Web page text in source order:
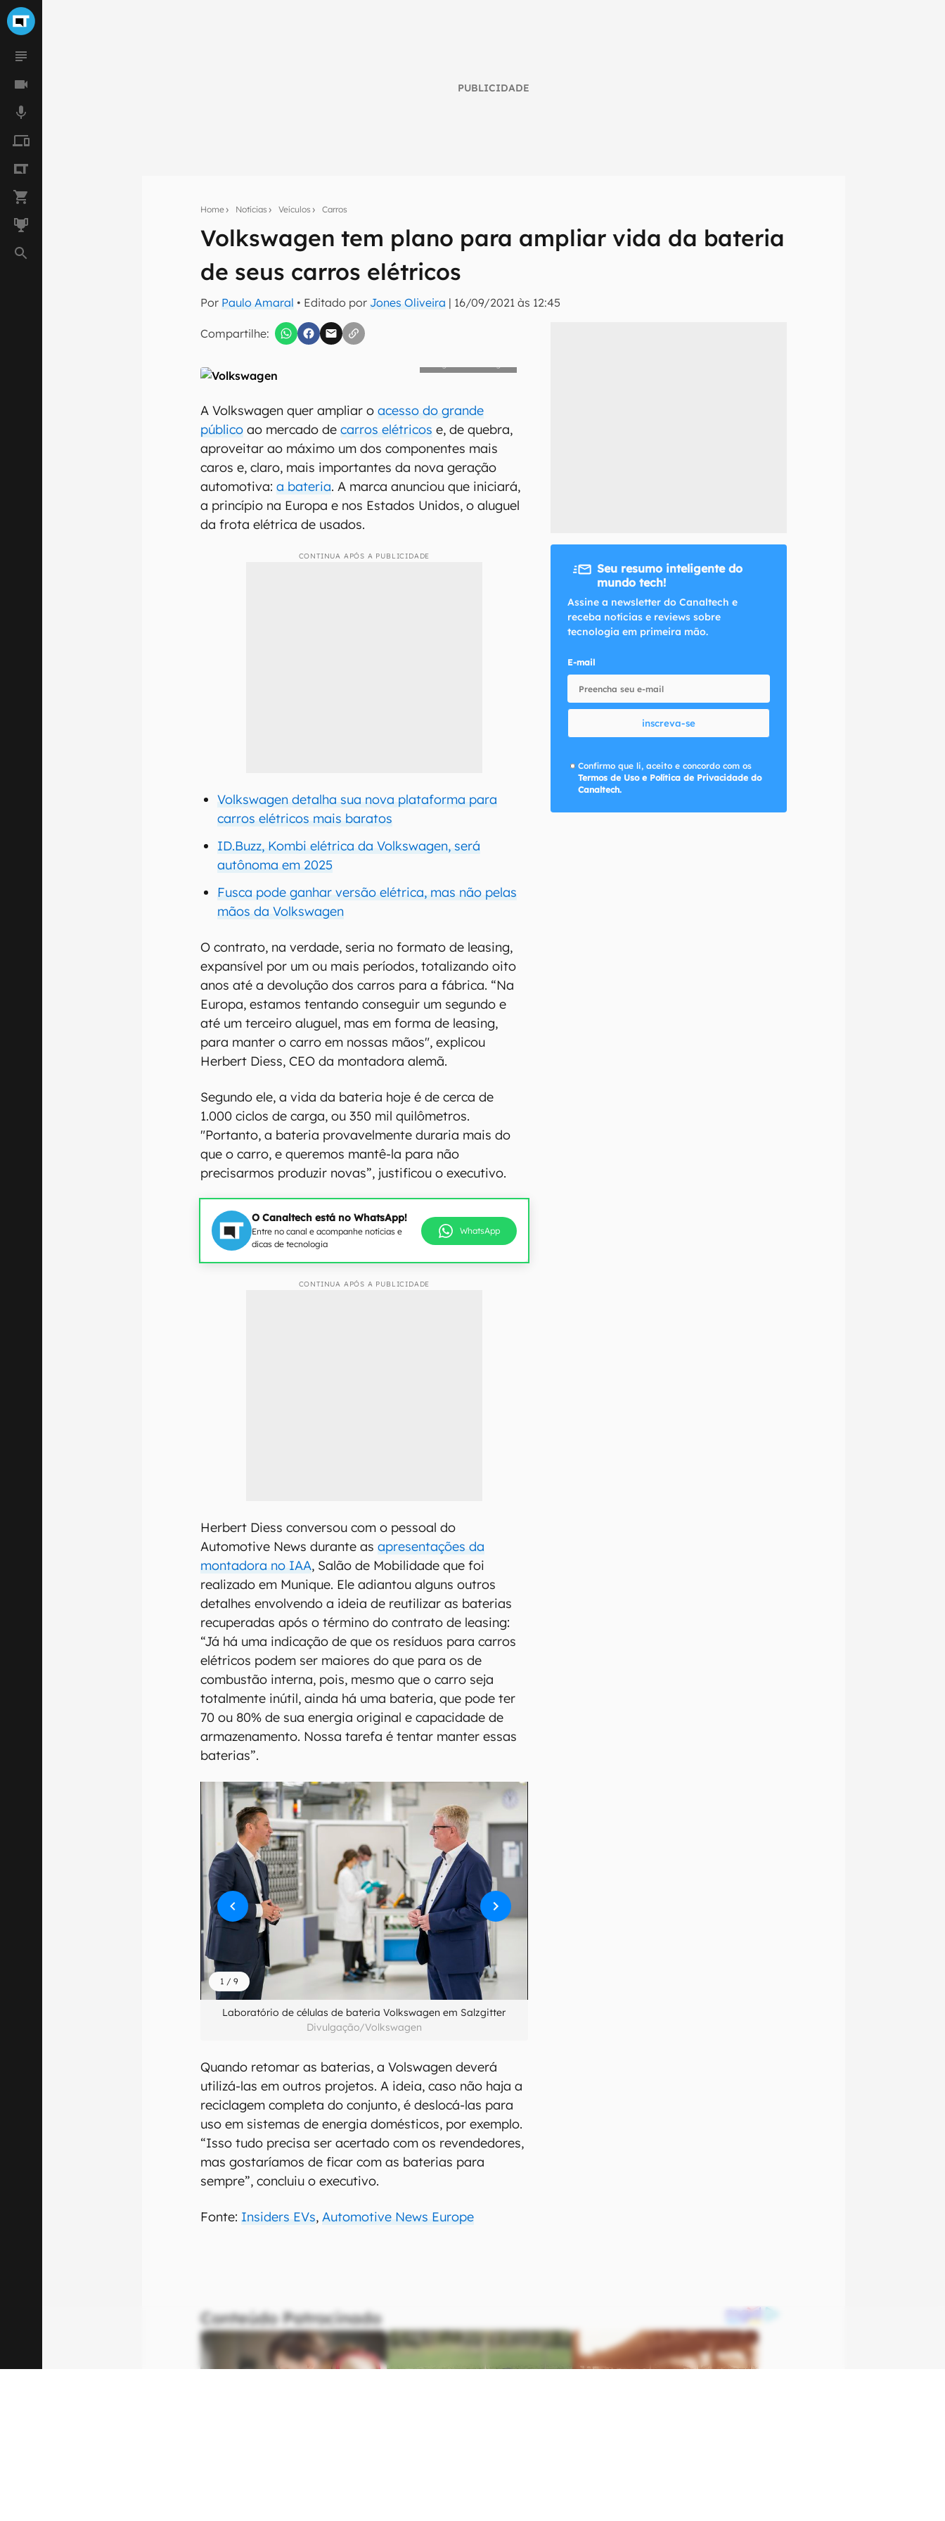
PUBLICIDADE
Home Notícias Veículos Carros
Volkswagen tem plano para ampliar vida da bateria
de seus carros elétricos
Por Paulo Amaral • Editado por Jones Oliveira | 16/09/2021 às 12:45
Compartilhe:
Seu resumo inteligente do mundo tech!
Assine a newsletter do Canaltech e receba notícias e reviews sobre tecnologia em primeira
mão.
E-mail
Confirmo que li, aceito e concordo com os
A Volkswagen quer ampliar oacesso do grande
público ao mercado decarros elétricos e, de quebra,
aproveitar ao máximo um dos componentes mais
caros e, claro, mais importantes da nova geração
automotiva:a bateria. A marca anunciou que iniciará,
a princípio na Europa e nos Estados Unidos, o aluguel
da frota elétrica de usados.
CONTINUA APÓS A PUBLICIDADE
Volkswagen detalha sua nova plataforma para
carros elétricos mais baratos
ID.Buzz, Kombi elétrica da Volkswagen, será
autônoma em 2025
Fusca pode ganhar versão elétrica, mas não pelas
mãos da Volkswagen
O contrato, na verdade, seria no formato de leasing,
expansível por um ou mais períodos, totalizando oito
anos até a devolução dos carros para a fábrica. “Na
Europa, estamos tentando conseguir um segundo e
até um terceiro aluguel, mas em forma de leasing,
para manter o carro em nossas mãos", explicou
Herbert Diess, CEO da montadora alemã.
Segundo ele, a vida da bateria hoje é de cerca de
1.000 ciclos de carga, ou 350 mil quilômetros.
"Portanto, a bateria provavelmente duraria mais do
que o carro, e queremos mantê-la para não
precisarmos produzir novas”, justificou o executivo.
O Canaltech está no WhatsApp!
Entre no canal e acompanhe notícias e
dicas de tecnologia
WhatsApp
CONTINUA APÓS A PUBLICIDADE
Herbert Diess conversou com o pessoal do
Automotive News durante asapresentações da
montadora no IAA, Salão de Mobilidade que foi
realizado em Munique. Ele adiantou alguns outros
detalhes envolvendo a ideia de reutilizar as baterias
recuperadas após o término do contrato de leasing:
“Já há uma indicação de que os resíduos para carros
elétricos podem ser maiores do que para os de
combustão interna, pois, mesmo que o carro seja
totalmente inútil, ainda há uma bateria, que pode ter
70 ou 80% de sua energia original e capacidade de
armazenamento. Nossa tarefa é tentar manter essas
baterias”.
1 /9
Laboratório de células de bateria Volkswagen em Salzgitter
Divulgação/Volkswagen
Quando retomar as baterias, a Volswagen deverá
utilizá-las em outros projetos. A ideia, caso não haja a
reciclagem completa do conjunto, é deslocá-las para
uso em sistemas de energia domésticos, por exemplo.
“Isso tudo precisa ser acertado com os revendedores,
mas gostaríamos de ficar com as baterias para
sempre”, concluiu o executivo.
Fonte: Insiders EVs,Automotive News Europe
Seu resumo inteligente do
mundo tech!
Assine a newsletter do Canaltech e
receba notícias e reviews sobre
tecnologia em primeira mão.
E-mail
inscreva-se
Confirmo que li, aceito e concordo com os
Termos de Uso e Política de Privacidade do
Canaltech.